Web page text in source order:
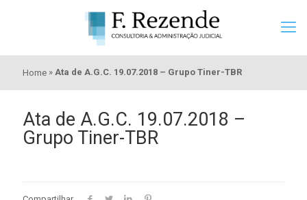
Home » Ata de A.G.C. 19.07.2018 – Grupo Tiner-TBR
Ata de A.G.C. 19.07.2018 –
Grupo Tiner-TBR